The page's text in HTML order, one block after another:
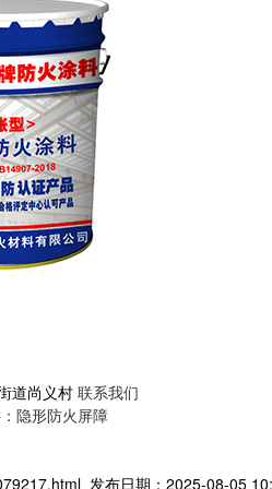
道尚义村 联系我们
隐形防火屏障
发布日期：2025-08-05